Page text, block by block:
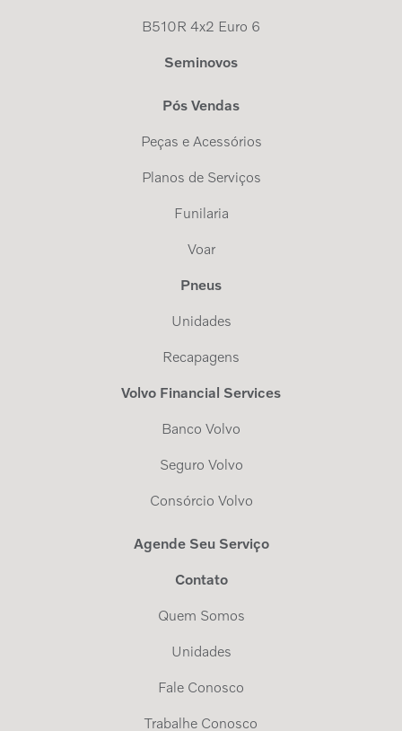
B510R 4x2 Euro 6
Seminovos
Pós Vendas
Peças e Acessórios
Planos de Serviços
Funilaria
Voar
Pneus
Unidades
Recapagens
Volvo Financial Services
Banco Volvo
Seguro Volvo
Consórcio Volvo
Agende Seu Serviço
Contato
Quem Somos
Unidades
Fale Conosco
Trabalhe Conosco